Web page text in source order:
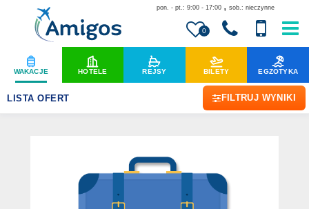
0
pon. - pt.: 9:00 - 17:00 , sob.: nieczynne
WAKACJE HOTELE REJSY BILETY EGZOTYKA
LISTA OFERT FILTRUJ WYNIKI